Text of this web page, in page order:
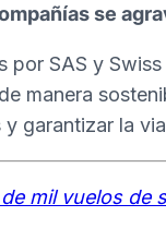
se
por SAS y
manera
garantizar la
mil vuelos de